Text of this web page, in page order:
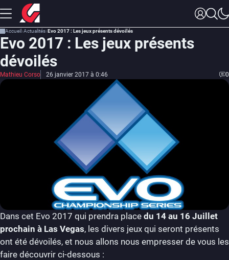
Accueil Actualités Evo 2017 : Les jeux présents dévoilés
Evo 2017 : Les jeux présents
dévoilés
Mathieu Corso 26 janvier 2017 à 0:46 0
Dans cet Evo 2017 qui prendra place du 14 au 16 Juillet
prochain à Las Vegas, les divers jeux qui seront présents
ont été dévoilés, et nous allons nous empresser de vous les
faire découvrir ci-dessous :